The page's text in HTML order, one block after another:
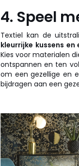
4. Speel
Textiel kan de
kleurrijke kussens
Kies voor materialen
ontspannen en ten
om een gezellige en
bijdragen aan een